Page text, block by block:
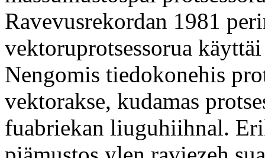
Ravevusrekordan 1981
vektoruprotsessorua
Nengomis tiedokonehis
vektorakse, kudamas
fuabriekan liuguhiihnal.